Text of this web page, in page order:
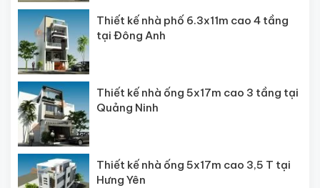
Thiết kế nhà phố 6.3x11m cao 4 tầng
tại Đông Anh
Thiết kế nhà ống 5x17m cao 3 tầng tại
Quảng Ninh
Thiết kế nhà ống 5x17m cao 3,5 T tại
Hưng Yên